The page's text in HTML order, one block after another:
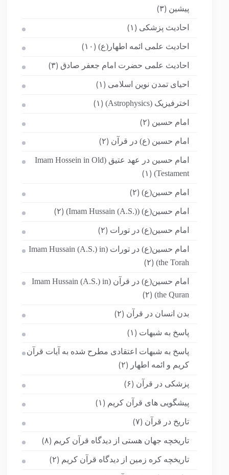
پیشین (۳)
احادیث پزشکی (۱)
احادیث علمی ائمه اطهار(ع) (۱۰)
احادیث علمی حضرت امام جعفر صادق (۳)
احیای تمدن نوین اسلامی (۱)
اخترفیزیک (Astrophysics) (۱)
امام حسین (۲)
امام حسین (ع) در قرآن (۲)
امام حسین در عهد عتیق (Imam Hossein in Old
Testament)
(۱)
امام حسین(ع) (۲)
امام حسین(ع) (Imam Hussain (A.S.)) (۲)
امام حسین(ع) در تورات (۲)
امام حسین(ع) در تورات (Imam Hussain (A.S.) in
the Torah)
(۲)
امام حسین(ع) در قرآن (Imam Hussain (A.S.) in
the Quran)
(۲)
بدن انسان در قرآن (۲)
پاسخ به شبهات (۱)
پاسخ به شبهات اعتقادی مطرح شده به آیات قرآن
کریم و ائمه اطهار
(۲)
پزشکی در قرآن (۶)
پیشگویی های قرآن کریم (۱)
تاریخ در قرآن (۷)
تاریخچه جهان هستی از دیدگاه قرآن کریم (۸)
تاریخچه کره زمین از دیدگاه قرآن کریم (۲)